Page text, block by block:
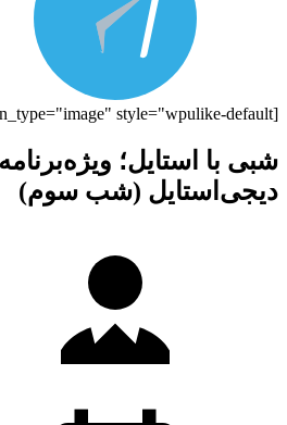
[wp_ulike button_type="image" style="wpulike-default"]
دیجی‌استایل (شب سوم)